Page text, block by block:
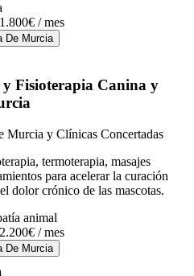
/ mes
De Murcia
Fisioterapia Canina y
Murcia y Clínicas Concertadas
termoterapia, masajes
para acelerar la curación
dolor crónico de las mascotas.
animal
/ mes
De Murcia